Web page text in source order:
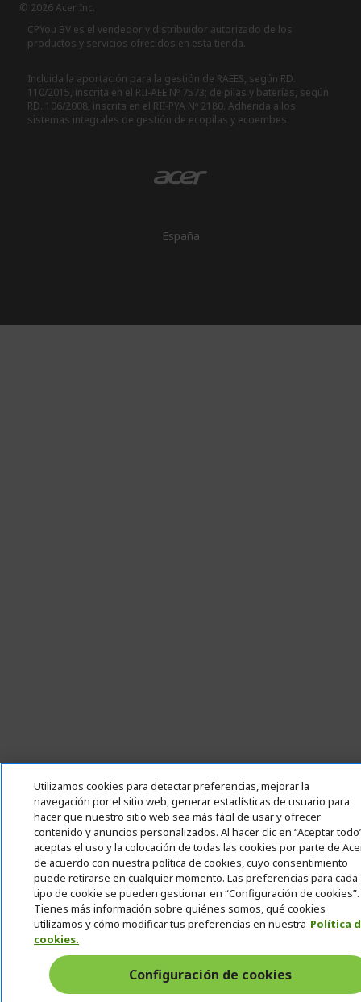
© 2026 Acer Inc.
CPYou BV es el vendedor y distribuidor autorizado de los
productos y servicios ofrecidos en esta tienda.
Incluida la aportación para la gestión de RAEES, según RD.
110/2015, inscrita en el RII-AEE Nº 7573; de pilas y baterías, según
RD. 106/2008, inscrita en el RII-PYA Nº 2180. Adherida a los
sistemas integrales de gestión de ecopilas y ecoembes.
España
Utilizamos cookies para detectar preferencias, mejorar la
navegación por el sitio web, generar estadísticas de usuario para
hacer que nuestro sitio web sea más fácil de usar y ofrecer
contenido y anuncios personalizados. Al hacer clic en “Aceptar
aceptas el uso y la colocación de todas las cookies por parte de
de acuerdo con nuestra política de cookies, cuyo consentimiento
puede retirarse en cualquier momento. Las preferencias para cada
tipo de cookie se pueden gestionar en “Configuración de cookies”.
Tienes más información sobre quiénes somos, qué cookies
utilizamos y cómo modificar tus preferencias en nuestra Política
cookies.
Configuración de cookies